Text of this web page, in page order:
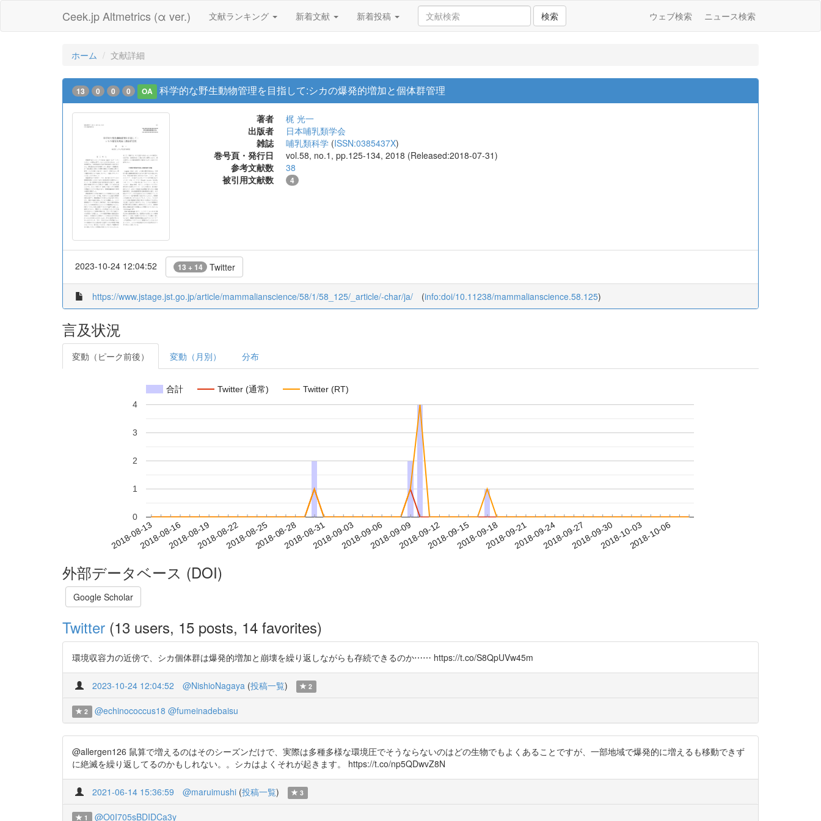
Ceek.jp Altmetrics (α ver.) 文献ランキング 新着文献 新着投稿 検索 ウェブ検索 ニュース検索
ホーム 文献詳細
13 0 0 0 OA 科学的な野生動物管理を目指して:シカの爆発的増加と個体群管理
著者
梶 光一
出版者
日本哺乳類学会
雑誌
哺乳類科学 (ISSN:0385437X)
巻号頁・発行日
vol.58, no.1, pp.125-134, 2018 (Released:2018-07-31)
参考文献数
38
被引用文献数
4
2023-10-24 12:04:52 13 + 14 Twitter
https://www.jstage.jst.go.jp/article/mammalianscience/58/1/58_125/_article/-char/ja/ (info:doi/10.11238/mammalianscience.58.125)
言及状況
変動（ピーク前後） 変動（月別） 分布
合計 Twitter (通常) Twitter (RT)
2018-08-132018-08-162018-08-192018-08-222018-08-252018-08-282018-08-312018-09-032018-09-062018-09-092018-09-122018-09-152018-09-182018-09-212018-09-242018-09-272018-09-302018-10-032018-10-06
0
1
2
3
4
外部データベース (DOI)
Google Scholar
Twitter (13 users, 15 posts, 14 favorites)
環境収容力の近傍で、シカ個体群は爆発的増加と崩壊を繰り返しながらも存続できるのか⋯⋯ https://t.co/S8QpUVw45m
2023-10-24 12:04:52 @NishioNagaya (投稿一覧) 2
2 @echinococcus18 @fumeinadebaisu
@allergen126 鼠算で増えるのはそのシーズンだけで、実際は多種多様な環境圧でそうならないのはどの生物でもよくあることですが、一部地域で爆発的に増えるも移動できず
に絶滅を繰り返してるのかもしれない。。シカはよくそれが起きます。 https://t.co/np5QDwvZ8N
2021-06-14 15:36:59 @maruimushi (投稿一覧) 3
1 @O0I705sBDIDCa3y